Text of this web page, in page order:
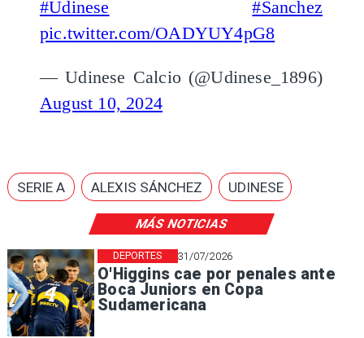
MÁS NOTICIAS
31/07/2026
O'Higgins cae por penales ante
Boca Juniors en Copa
Sudamericana
DEPORTES
#Udinese
#Sanchez
pic.twitter.com/OADYUY4pG8
— Udinese Calcio (@Udinese_1896)
August 10, 2024
SERIE A ALEXIS SÁNCHEZ UDINESE